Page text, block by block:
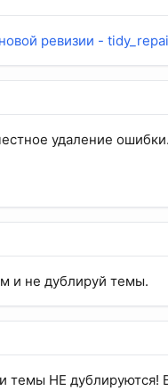
ревизии -
удаление
и не дублируй темы.
темы НЕ дублируются!